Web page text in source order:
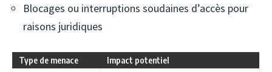
Blocages ou interruptions soudaines d’accès pour
raisons juridiques
Type de menace Impact potentiel